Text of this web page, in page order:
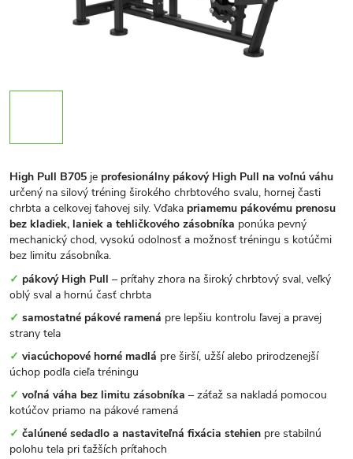
High Pull B705 je profesionálny pákový High Pull na voľnú váhu
určený na silový tréning širokého chrbtového svalu, hornej časti
chrbta a celkovej ťahovej sily. Vďaka priamemu pákovému prenosu
bez kladiek, laniek a tehličkového zásobníka ponúka pevný
mechanický chod, vysokú odolnosť a možnosť tréningu s kotúčmi
bez limitu zásobníka.
✓ pákový High Pull – príťahy zhora na široký chrbtový sval, veľký
oblý sval a hornú časť chrbta
✓ samostatné pákové ramená pre lepšiu kontrolu ľavej a pravej
strany tela
✓ viacúchopové horné madlá pre širší, užší alebo prirodzenejší
úchop podľa cieľa tréningu
✓ voľná váha bez limitu zásobníka – záťaž sa nakladá pomocou
kotúčov priamo na pákové ramená
✓ čalúnené sedadlo a nastaviteľná fixácia stehien pre stabilnú
polohu tela pri ťažších príťahoch